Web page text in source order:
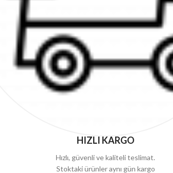
HIZLI KARGO
Hızlı, güvenli ve kaliteli teslimat.
Stoktaki ürünler aynı gün kargo